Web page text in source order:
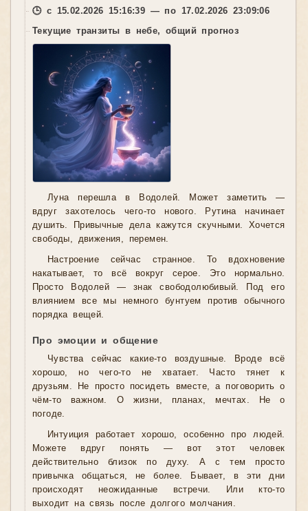
🕒 с 15.02.2026 15:16:39 — по 17.02.2026 23:09:06
Текущие транзиты в небе, общий прогноз
Луна перешла в Водолей. Может заметить —
вдруг захотелось чего-то нового. Рутина начинает
душить. Привычные дела кажутся скучными. Хочется
свободы, движения, перемен.
Настроение сейчас странное. То вдохновение
накатывает, то всё вокруг серое. Это нормально.
Просто Водолей — знак свободолюбивый. Под его
влиянием все мы немного бунтуем против обычного
порядка вещей.
Про эмоции и общение
Чувства сейчас какие-то воздушные. Вроде всё
хорошо, но чего-то не хватает. Часто тянет к
друзьям. Не просто посидеть вместе, а поговорить о
чём-то важном. О жизни, планах, мечтах. Не о
погоде.
Интуиция работает хорошо, особенно про людей.
Можете вдруг понять — вот этот человек
действительно близок по духу. А с тем просто
привычка общаться, не более. Бывает, в эти дни
происходят неожиданные встречи. Или кто-то
выходит на связь после долгого молчания.